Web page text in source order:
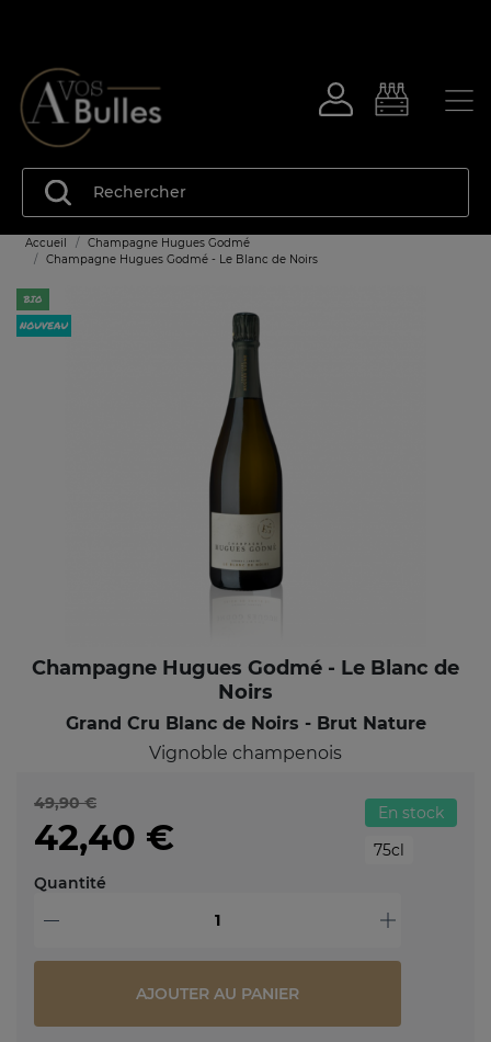
Accueil
Champagne Hugues Godmé
Champagne Hugues Godmé - Le Blanc de Noirs
Champagne Hugues Godmé - Le Blanc de
Noirs
Grand Cru Blanc de Noirs - Brut Nature
Vignoble champenois
49,90 €
42,40 €
En stock
75cl
Quantité
- +
AJOUTER AU PANIER